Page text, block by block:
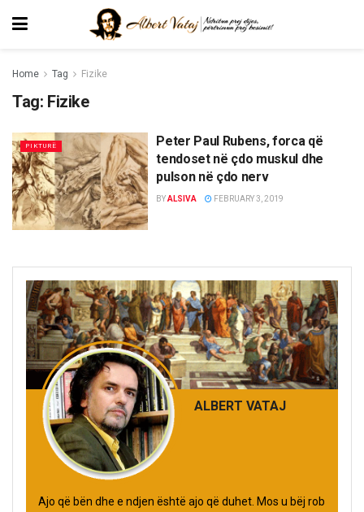
Home Tag Fizike
Tag: Fizike
PIKTURË
Peter Paul Rubens, forca që
tendoset në çdo muskul dhe
pulson në çdo nerv
BYALSIVA FEBRUARY 3, 2019
ALBERT VATAJ
Ajo që bën dhe e ndjen është ajo që duhet. Mos u bëj rob